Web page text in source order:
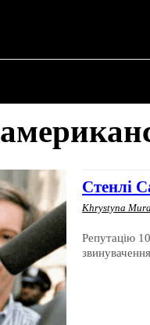
Стенлі
Khrystyna
Репутацію